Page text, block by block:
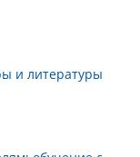
и литературы